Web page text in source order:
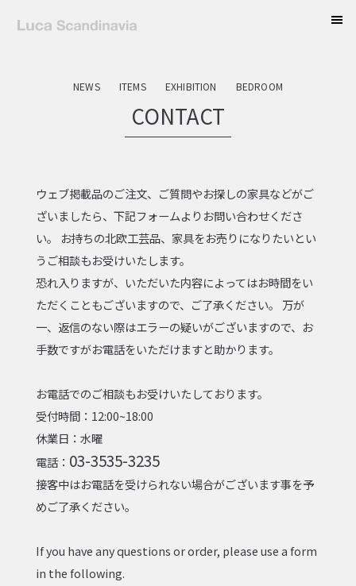
NEWS ITEMS EXHIBITION BEDROOM
CONTACT
ウェブ掲載品のご注文、ご質問やお探しの家具などがご
ざいましたら、下記フォームよりお問い合わせくださ
い。 お持ちの北欧工芸品、家具をお売りになりたいとい
うご相談もお受けいたします。
恐れ入りますが、いただいた内容によってはお時間をい
ただくこともございますので、ご了承ください。 万が
一、返信のない際はエラーの疑いがございますので、お
手数ですがお電話をいただけますと助かります。
お電話でのご相談もお受けいたしております。
受付時間：12:00~18:00
休業日：水曜
電話： 03-3535-3235
接客中はお電話を受けられない場合がございます事を予
めご了承ください。
If you have any questions or order, please use a form
in the following.